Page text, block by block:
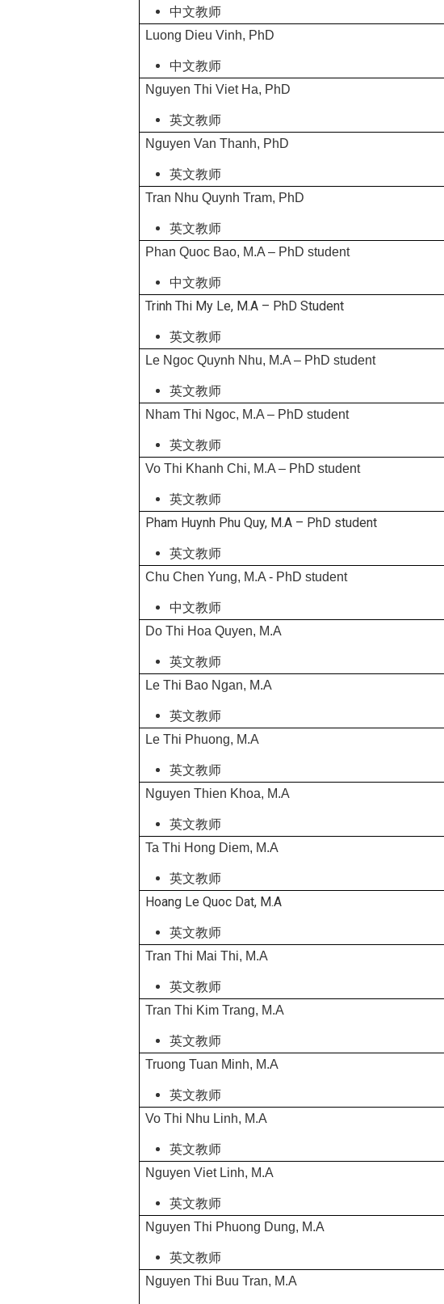
中文教师
Luong Dieu Vinh, PhD
中文教师
Nguyen Thi Viet Ha, PhD
英文教师
Nguyen Van Thanh, PhD
英文教师
Tran Nhu Quynh Tram, PhD
英文教师
Phan Quoc Bao, M.A – PhD student
中文教师
Trinh Thi My Le, M.A – PhD Student
英文教师
Le Ngoc Quynh Nhu, M.A – PhD student
英文教师
Nham Thi Ngoc, M.A – PhD student
英文教师
Vo Thi Khanh Chi, M.A – PhD student
英文教师
Pham Huynh Phu Quy, M.A – PhD student
英文教师
Chu Chen Yung, M.A - PhD student
中文教师
Do Thi Hoa Quyen, M.A
英文教师
Le Thi Bao Ngan, M.A
英文教师
Le Thi Phuong, M.A
英文教师
Nguyen Thien Khoa, M.A
英文教师
Ta Thi Hong Diem, M.A
英文教师
Hoang Le Quoc Dat, M.A
英文教师
Tran Thi Mai Thi, M.A
英文教师
Tran Thi Kim Trang, M.A
英文教师
Truong Tuan Minh, M.A
英文教师
Vo Thi Nhu Linh, M.A
英文教师
Nguyen Viet Linh, M.A
英文教师
Nguyen Thi Phuong Dung, M.A
英文教师
Nguyen Thi Buu Tran, M.A